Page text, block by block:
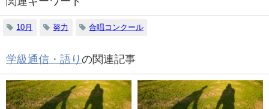
10月 努力 合唱コンクール
学級通信・語り の関連記事